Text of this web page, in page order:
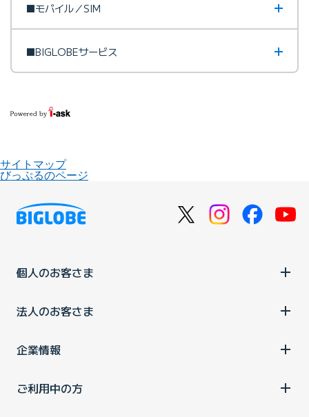
■モバイル／SIM
■BIGLOBEサービス
サイトマップ
びっぷるのページ
個人のお客さま
法人のお客さま
企業情報
ご利用中の方